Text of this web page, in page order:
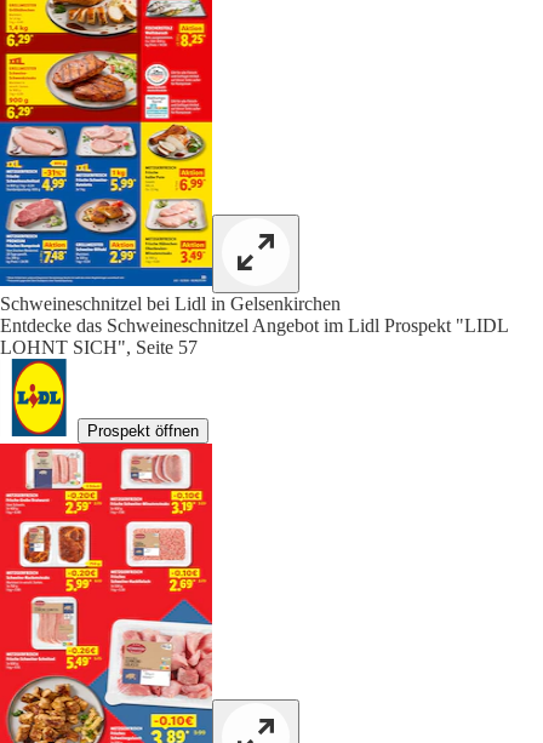
Schweineschnitzel bei Lidl in Gelsenkirchen
Entdecke das Schweineschnitzel Angebot im Lidl Prospekt "LIDL
LOHNT SICH", Seite 57
Prospekt öffnen